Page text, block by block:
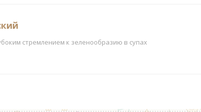
стремлением к зеленообразию в супах